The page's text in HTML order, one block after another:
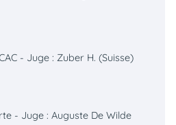
- Juge : Zuber H. (Suisse)
- Juge : Auguste De Wilde